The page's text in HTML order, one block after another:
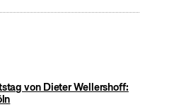
von Dieter Wellershoff: